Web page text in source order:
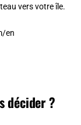
vers votre île.
en
décider ?